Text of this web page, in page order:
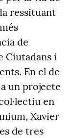
ressituant
de
Ciutadans i
En el de
un projecte
en
Xavier
de tres